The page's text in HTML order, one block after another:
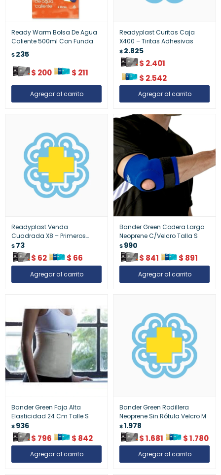
Ready Warm Bolsa De Agua
Caliente 500ml Con Funda
$235
$ 200 $ 211
Readyplast Curitas Caja
X400 – Tiritas Adhesivas
$2.825
$ 2.401
$ 2.542
Readyplast Venda
Cuadrada X8 – Primeros
Auxilios
$73
$ 62 $ 66
Bander Green Codera Larga
Neoprene C/Velcro Talla S
$990
$ 841 $ 891
Bander Green Faja Alta
Elasticidad 24 Cm Talle S
$936
$ 796 $ 842
Bander Green Rodillera
Neoprene Sin Rótula Velcro M
$1.978
$1.681 $1.780